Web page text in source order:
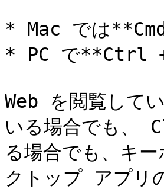
* Mac では
* PC で**Ctrl +
Web を閲覧して
いる場合でも、
る場合でも、キ
クトップ アプリ